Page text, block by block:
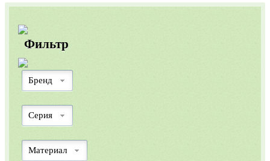
Фильтр
Бренд
Серия
Материал